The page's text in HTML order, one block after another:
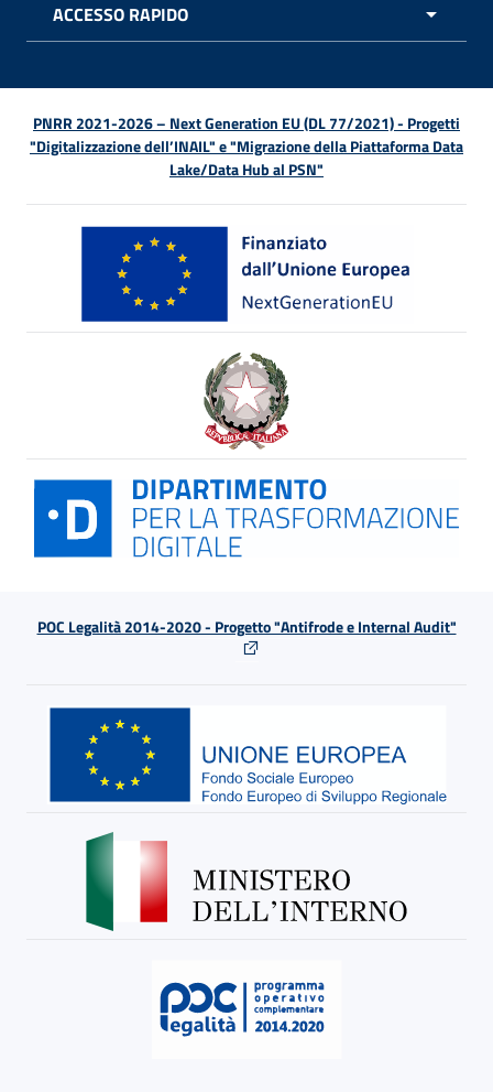
ACCESSO RAPIDO
PNRR 2021-2026 – Next Generation EU (DL 77/2021) - Progetti
"Digitalizzazione dell’INAIL" e "Migrazione della Piattaforma Data
Lake/Data Hub al PSN"
POC Legalità 2014-2020 - Progetto "Antifrode e Internal Audit"